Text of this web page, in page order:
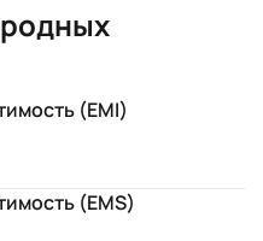
(EMI)
(EMS)